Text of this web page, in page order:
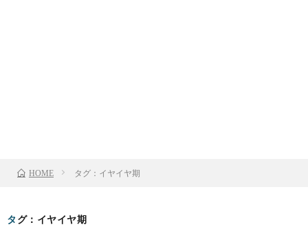
HOME タグ：イヤイヤ期
タグ：イヤイヤ期